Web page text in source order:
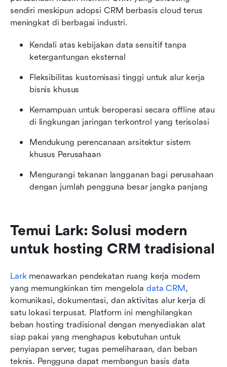
sendiri meskipun adopsi CRM berbasis cloud terus
meningkat di berbagai industri.
Kendali atas kebijakan data sensitif tanpa
ketergantungan eksternal
Fleksibilitas kustomisasi tinggi untuk alur kerja
bisnis khusus
Kemampuan untuk beroperasi secara offline atau
di lingkungan jaringan terkontrol yang terisolasi
Mendukung perencanaan arsitektur sistem
khusus Perusahaan
Mengurangi tekanan langganan bagi perusahaan
dengan jumlah pengguna besar jangka panjang
Temui Lark: Solusi modern
untuk hosting CRM tradisional
Lark menawarkan pendekatan ruang kerja modern
yang memungkinkan tim mengelola data CRM,
komunikasi, dokumentasi, dan aktivitas alur kerja di
satu lokasi terpusat. Platform ini menghilangkan
beban hosting tradisional dengan menyediakan alat
siap pakai yang menghapus kebutuhan untuk
penyiapan server, tugas pemeliharaan, dan beban
teknis. Pengguna dapat membangun basis data